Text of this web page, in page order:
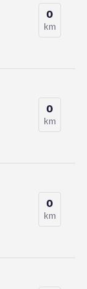
0
km
0
km
0
km